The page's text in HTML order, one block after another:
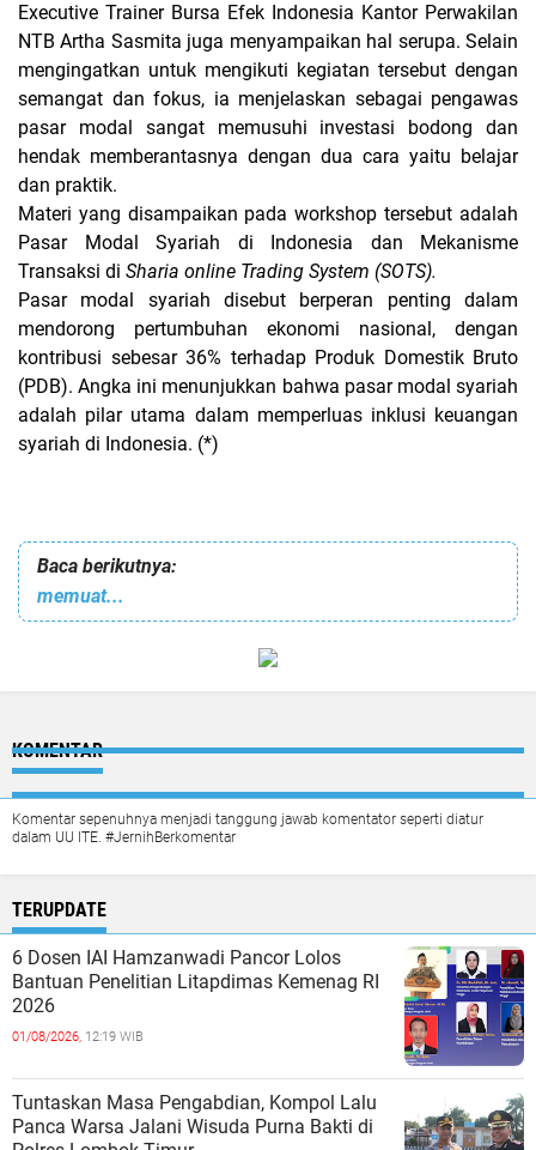
Executive Trainer Bursa Efek Indonesia Kantor Perwakilan
NTB Artha Sasmita juga menyampaikan hal serupa. Selain
mengingatkan untuk mengikuti kegiatan tersebut dengan
semangat dan fokus, ia menjelaskan sebagai pengawas
pasar modal sangat memusuhi investasi bodong dan
hendak memberantasnya dengan dua cara yaitu belajar
dan praktik.
Materi yang disampaikan pada workshop tersebut adalah
Pasar Modal Syariah di Indonesia dan Mekanisme
Transaksi di Sharia online Trading System (SOTS).
Pasar modal syariah disebut berperan penting dalam
mendorong pertumbuhan ekonomi nasional, dengan
kontribusi sebesar 36% terhadap Produk Domestik Bruto
(PDB). Angka ini menunjukkan bahwa pasar modal syariah
adalah pilar utama dalam memperluas inklusi keuangan
syariah di Indonesia. (*)
Baca berikutnya:
memuat...
KOMENTAR
Komentar sepenuhnya menjadi tanggung jawab komentator seperti diatur
dalam UU ITE. #JernihBerkomentar
TERUPDATE
6 Dosen IAI Hamzanwadi Pancor Lolos
Bantuan Penelitian Litapdimas Kemenag RI
2026
01/08/2026, 12:19 WIB
Tuntaskan Masa Pengabdian, Kompol Lalu
Panca Warsa Jalani Wisuda Purna Bakti di